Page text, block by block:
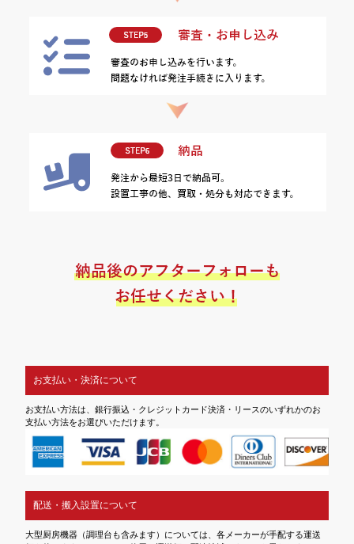
お支払い・決済について
お支払い方法は、銀行振込・クレジットカード決済・リースのいずれかのお
支払い方法をお選びいただけます。
配送・搬入設置について
大型厨房機器（調理台も含みます）については、各メーカーが手配する運送